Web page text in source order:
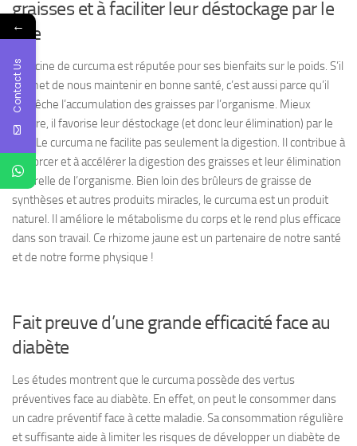
graisses et à faciliter leur déstockage par le
foie
La racine de curcuma est réputée pour ses bienfaits sur le poids. S’il
permet de nous maintenir en bonne santé, c’est aussi parce qu’il
empêche l’accumulation des graisses par l’organisme. Mieux
encore, il favorise leur déstockage (et donc leur élimination) par le
foie. Le curcuma ne facilite pas seulement la digestion. Il contribue à
renforcer et à accélérer la digestion des graisses et leur élimination
naturelle de l’organisme. Bien loin des brûleurs de graisse de
synthèses et autres produits miracles, le curcuma est un produit
naturel. Il améliore le métabolisme du corps et le rend plus efficace
dans son travail. Ce rhizome jaune est un partenaire de notre santé
et de notre forme physique !
Fait preuve d’une grande efficacité face au
diabète
Les études montrent que le curcuma possède des vertus
préventives face au diabète. En effet, on peut le consommer dans
un cadre préventif face à cette maladie. Sa consommation régulière
et suffisante aide à limiter les risques de développer un diabète de
←
Contact Us